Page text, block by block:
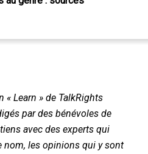
« Learn » de TalkRights
par des bénévoles de
avec des experts qui
nom, les opinions qui y sont